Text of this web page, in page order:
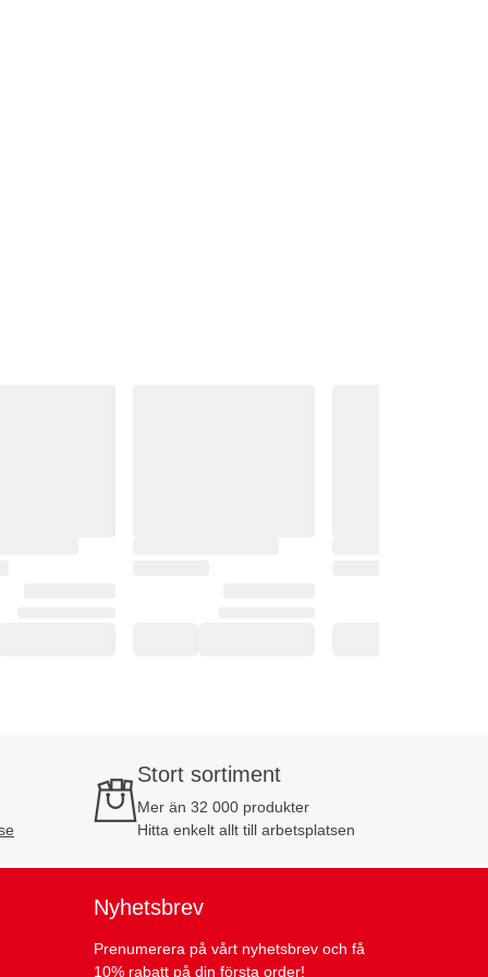
Stort sortiment
Mer än 32 000 produkter
Hitta enkelt allt till arbetsplatsen
Nyhetsbrev
Prenumerera på vårt nyhetsbrev och få
10% rabatt på din första order!